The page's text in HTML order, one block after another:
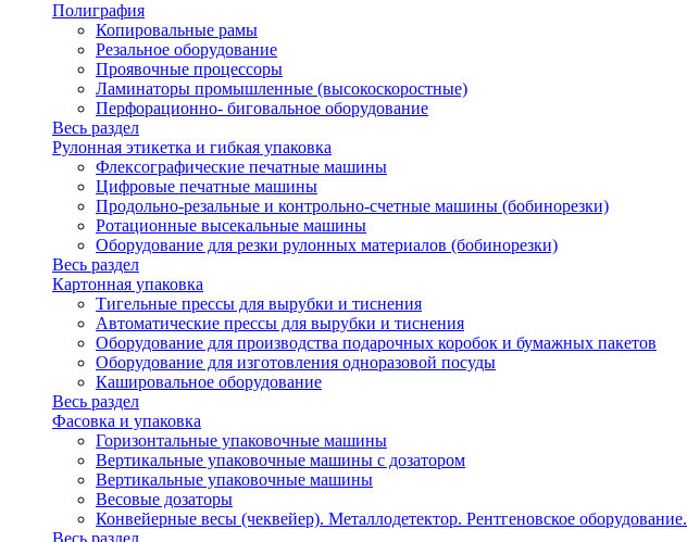
Полиграфия
Копировальные рамы
Резальное оборудование
Проявочные процессоры
Ламинаторы промышленные (высокоскоростные)
Перфорационно- биговальное оборудование
Весь раздел
Рулонная этикетка и гибкая упаковка
Флексографические печатные машины
Цифровые печатные машины
Продольно-резальные и контрольно-счетные машины (бобинорезки)
Ротационные высекальные машины
Оборудование для резки рулонных материалов (бобинорезки)
Весь раздел
Картонная упаковка
Тигельные прессы для вырубки и тиснения
Автоматические прессы для вырубки и тиснения
Оборудование для производства подарочных коробок и бумажных пакетов
Оборудование для изготовления одноразовой посуды
Кашировальное оборудование
Весь раздел
Фасовка и упаковка
Горизонтальные упаковочные машины
Вертикальные упаковочные машины с дозатором
Вертикальные упаковочные машины
Весовые дозаторы
Конвейерные весы (чеквейер). Металлодетектор. Рентгеновское оборудование.
Весь раздел